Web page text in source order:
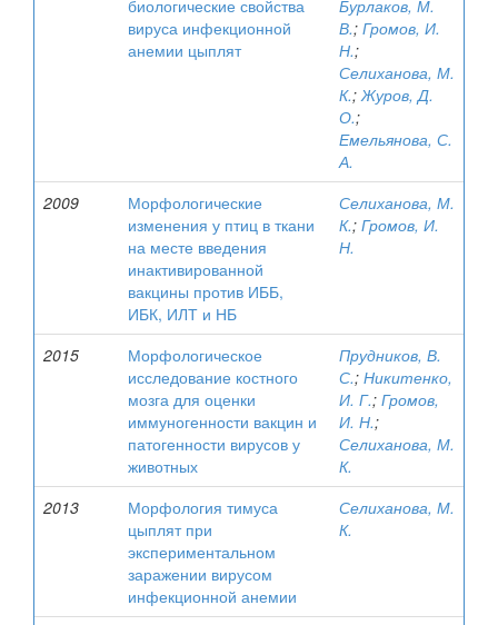
биологические свойства
вируса инфекционной
анемии цыплят
Бурлаков, М.
В.; Громов, И.
Н.;
Селиханова, М.
К.;Журов, Д.
О.;
Емельянова, С.
А.
2009
Морфологические
изменения у птиц в ткани
на месте введения
инактивированной
вакцины против ИББ,
ИБК, ИЛТ и НБ
Селиханова, М.
К.; Громов, И.
Н.
2015
Морфологическое
исследование костного
мозга для оценки
иммуногенности вакцин и
патогенности вирусов у
животных
Прудников, В.
С.; Никитенко,
И. Г.; Громов,
И. Н.;
Селиханова, М.
К.
2013
Морфология тимуса
цыплят при
экспериментальном
заражении вирусом
инфекционной анемии
Селиханова, М.
К.